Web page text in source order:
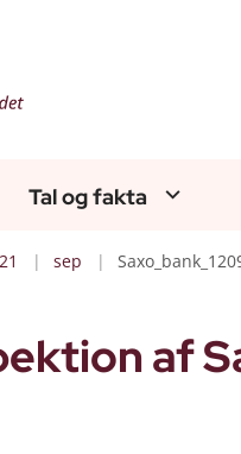
Tal og fakta
sep
af